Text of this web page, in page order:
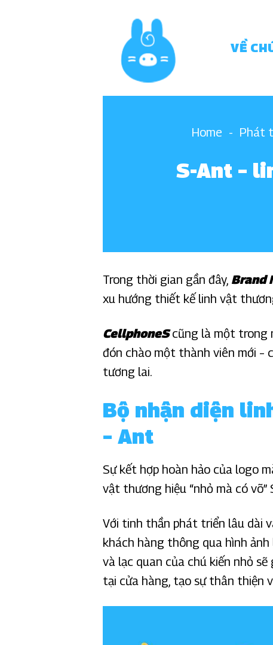
VỀ
Home - Phát
S-Ant –
Trong thời gian gần đây, Brand
xu hướng thiết kế linh vật
CellphoneScũng là một trong
đón chào một thành viên mới –
tương lai.
Bộ nhận diện
– Ant
Sự kết hợp hoàn hảo của logo
vật thương hiệu “nhỏ mà có võ”
Với tinh thần phát triển lâu dài
khách hàng thông qua hình
và lạc quan của chú kiến nhỏ
tại cửa hàng, tạo sự thân thiện